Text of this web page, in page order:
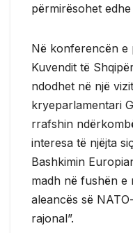
përmirësohet
Në konferencën e
Kuvendit të
ndodhet në një
kryeparlamentari
rrafshin
interesa të njëjta
Bashkimin
madh në fushën e
aleancës së
rajonal”.